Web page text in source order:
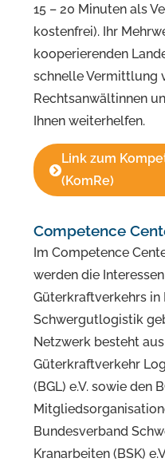
15 – 20 Minuten als
kostenfrei). Ihr
kooperierenden
schnelle Vermittlung
Rechtsanwältinnen
Ihnen weiterhelfen.
Link zum
(KomRe)
Competence
Im Competence
werden die
Güterkraftverkehrs in
Schwergutlogistik
Netzwerk besteht
Güterkraftverkehr
(BGL) e.V. sowie den
Bundesverband
Kranarbeiten (BSK)